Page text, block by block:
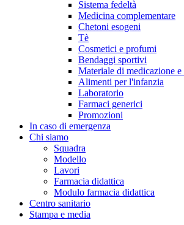
Sistema fedeltà
Medicina complementare
Chetoni esogeni
Tè
Cosmetici e profumi
Bendaggi sportivi
Materiale di medicazione
Alimenti per l'infanzia
Laboratorio
Farmaci generici
Promozioni
In caso di emergenza
Chi siamo
Squadra
Modello
Lavori
Farmacia didattica
Modulo farmacia didattica
Centro sanitario
Stampa e media